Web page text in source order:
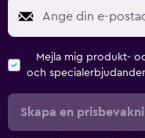
Mejla mig produkt-
och
Skapa en